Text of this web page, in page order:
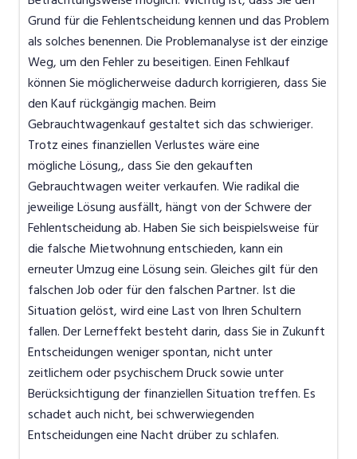
Grund für die Fehlentscheidung kennen und das Problem
als solches benennen. Die Problemanalyse ist der einzige
Weg, um den Fehler zu beseitigen. Einen Fehlkauf
können Sie möglicherweise dadurch korrigieren, dass Sie
den Kauf rückgängig machen. Beim
Gebrauchtwagenkauf gestaltet sich das schwieriger.
Trotz eines finanziellen Verlustes wäre eine
mögliche Lösung,, dass Sie den gekauften
Gebrauchtwagen weiter verkaufen. Wie radikal die
jeweilige Lösung ausfällt, hängt von der Schwere der
Fehlentscheidung ab. Haben Sie sich beispielsweise für
die falsche Mietwohnung entschieden, kann ein
erneuter Umzug eine Lösung sein. Gleiches gilt für den
falschen Job oder für den falschen Partner. Ist die
Situation gelöst, wird eine Last von Ihren Schultern
fallen. Der Lerneffekt besteht darin, dass Sie in Zukunft
Entscheidungen weniger spontan, nicht unter
zeitlichem oder psychischem Druck sowie unter
Berücksichtigung der finanziellen Situation treffen. Es
schadet auch nicht, bei schwerwiegenden
Entscheidungen eine Nacht drüber zu schlafen.